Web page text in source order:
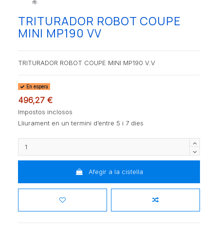
TRITURADOR ROBOT COUPE
MINI MP190 VV
TRITURADOR ROBOT COUPE MINI MP190 V.V
En espera
496,27 €
Impostos inclosos
Lliurament en un termini d’entre 5 i 7 dies
Afegir a la cistella